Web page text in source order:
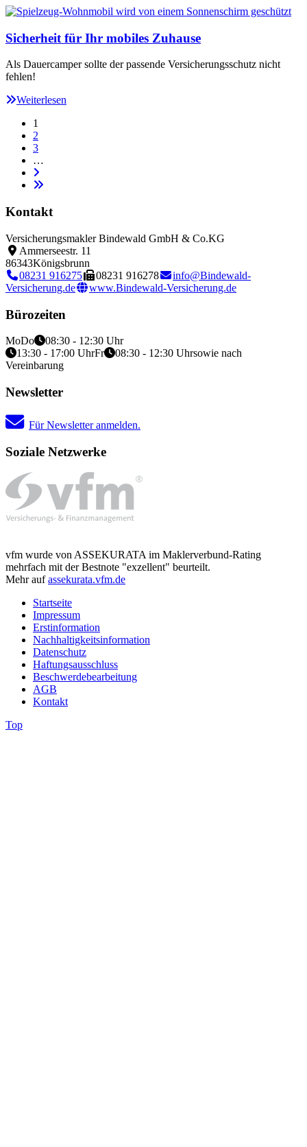
Sicherheit für Ihr mobiles Zuhause
Als Dauercamper sollte der passende Versicherungsschutz nicht
fehlen!
Weiterlesen
1
2
3
…
Kontakt
Versicherungsmakler Bindewald GmbH & Co.KG
Ammerseestr. 11
86343Königsbrunn
08231 916275
08231 916278
info@Bindewald-
Versicherung.de
www.Bindewald-Versicherung.de
Bürozeiten
MoDo
08:30 - 12:30 Uhr
13:30 - 17:00 UhrFr 08:30 - 12:30 Uhrsowie nach
Vereinbarung
Newsletter
Für Newsletter anmelden.
Soziale Netzwerke
vfm wurde von ASSEKURATA im Maklerverbund-Rating
mehrfach mit der Bestnote "exzellent" beurteilt.
Mehr aufassekurata.vfm.de
Startseite
Impressum
Erstinformation
Nachhaltigkeitsinformation
Datenschutz
Haftungsausschluss
Beschwerdebearbeitung
AGB
Kontakt
Top